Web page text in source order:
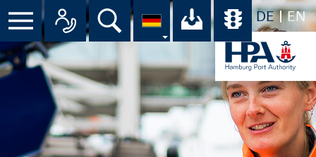
DE EN
Suche Ihr Download-